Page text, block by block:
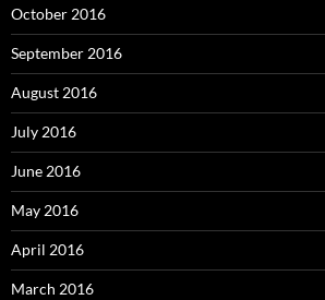
October 2016
September 2016
August 2016
July 2016
June 2016
May 2016
April 2016
March 2016